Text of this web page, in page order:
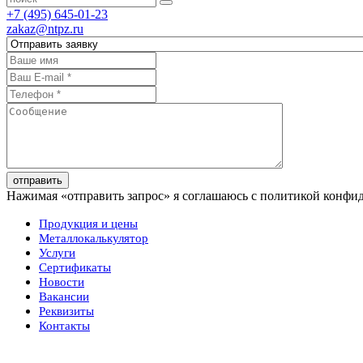
+7 (495) 645-01-23
zakaz@ntpz.ru
отправить
Нажимая «отправить запрос» я соглашаюсь с политикой
Продукция и цены
Металлокалькулятор
Услуги
Сертификаты
Новости
Вакансии
Реквизиты
Контакты